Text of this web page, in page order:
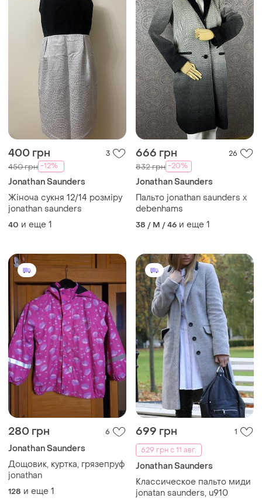
400 грн 3
450 грн -12%
Jonathan Saunders
Жіноча сукня 12/14 розміру
jonathan saunders
40 и еще 1
666 грн 26
832 грн -20%
Jonathan Saunders
Пальто jonathan saunders x
debenhams
38 / M / 46 и еще 1
280 грн 6
Jonathan Saunders
Дощовик, куртка, грязепруф
jonathan
128 и еще 1
699 грн
1
629 грн с 11 авг.
Jonathan Saunders
Классическое пальто миди
jonatan saunders, u910